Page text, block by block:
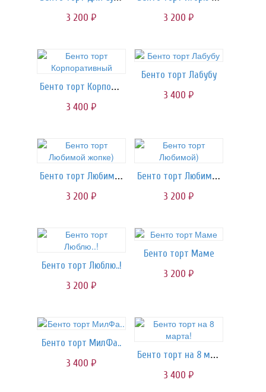
3 200 руб. 3 200 руб.
Бенто торт Корпоративный
3 400 руб.
Бенто торт Лабубу
3 400 руб.
Бенто торт Любимой жопке)
3 200 руб.
Бенто торт Любимой)
3 200 руб.
Бенто торт Люблю..!
3 200 руб.
Бенто торт Маме
3 200 руб.
Бенто торт МилФа..
3 400 руб.
Бенто торт на 8 марта!
3 400 руб.